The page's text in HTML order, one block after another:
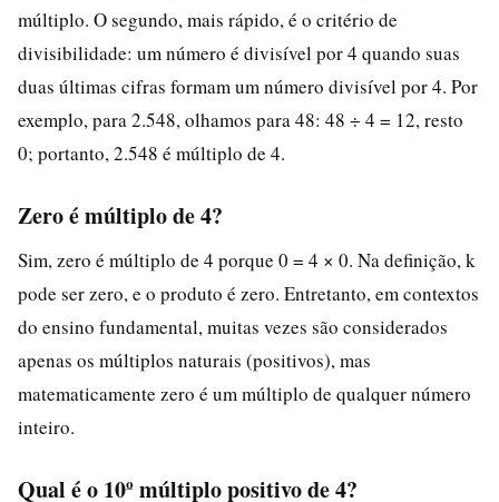
múltiplo. O segundo, mais rápido, é o critério de
divisibilidade: um número é divisível por 4 quando suas
duas últimas cifras formam um número divisível por 4. Por
exemplo, para 2.548, olhamos para 48: 48 ÷ 4 = 12, resto
0; portanto, 2.548 é múltiplo de 4.
Zero é múltiplo de 4?
Sim, zero é múltiplo de 4 porque 0 = 4 × 0. Na definição, k
pode ser zero, e o produto é zero. Entretanto, em contextos
do ensino fundamental, muitas vezes são considerados
apenas os múltiplos naturais (positivos), mas
matematicamente zero é um múltiplo de qualquer número
inteiro.
Qual é o 10º múltiplo positivo de 4?